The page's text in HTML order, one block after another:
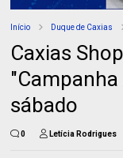
Início Duque de Caxias
Caxias
sábado
0 Letícia Rodrigues